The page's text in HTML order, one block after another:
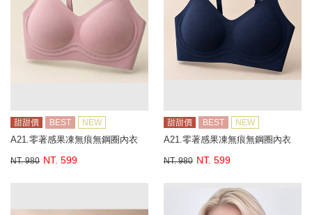
甜甜價 BEST NEW
A21.零著感果凍無痕無鋼圈內衣
NT. 980 NT. 599
甜甜價 BEST NEW
A21.零著感果凍無痕無鋼圈內衣
NT. 980 NT. 599